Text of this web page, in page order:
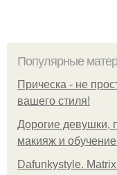
Популярные
Прическа - не
вашего стиля!
Дорогие девушки,
макияж и
Dafunkystyle.